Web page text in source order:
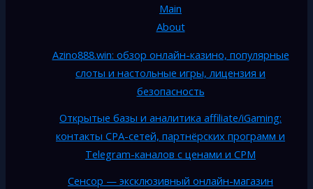
Main
About
Azino888.win: обзор онлайн-казино, популярные
слоты и настольные игры, лицензия и
безопасность
Открытые базы и аналитика affiliate/iGaming:
контакты CPA-сетей, партнёрских программ и
Telegram-каналов с ценами и CPM
Сенсор — эксклюзивный онлайн-магазин